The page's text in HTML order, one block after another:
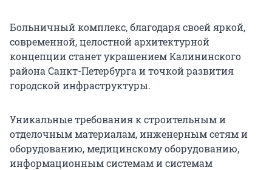
Больничный комплекс, благодаря своей яркой,
современной, целостной архитектурной
концепции станет украшением Калининского
района Санкт-Петербурга и точкой развития
городской инфраструктуры.
Уникальные требования к строительным и
отделочным материалам, инженерным сетям и
оборудованию, медицинскому оборудованию,
информационным системам и системам